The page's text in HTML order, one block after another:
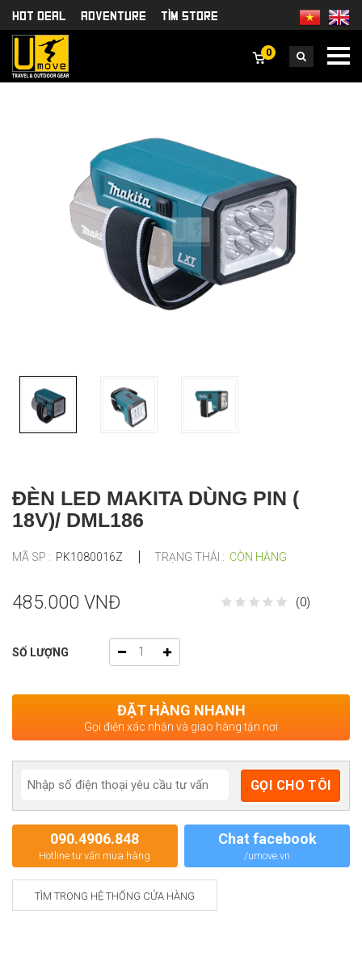
HOT DEAL Adventure TÌm Store
0
ĐÈN LED MAKITA DÙNG PIN (
18V)/ DML186
MÃ SP : PK1080016Z TRẠNG THÁI : CÒN HÀNG
485.000 VNĐ (0)
SỐ LƯỢNG
ĐẶT HÀNG NHANH
Gọi điện xác nhận và giao hàng tận nơi
090.4906.848
Hotline tư vấn mua hàng
Chat facebook
/umove.vn
TÌM TRONG HỆ THỐNG CỬA HÀNG